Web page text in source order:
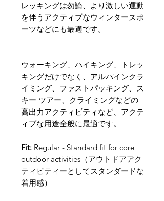
レッキングは勿論、より激しい運動
を伴うアクティブなウィンタースポ
ーツなどにも最適です。
ウォーキング、ハイキング、トレッ
キングだけでなく、アルパインクラ
イミング、ファストパッキング、ス
キー ツアー、クライミングなどの
高出力アクティビティなど、アクテ
ィブな用途全般に最適です。
Fit: Regular - Standard fit for core
outdoor activities（アウトドアアク
ティビティーとしてスタンダードな
着用感）